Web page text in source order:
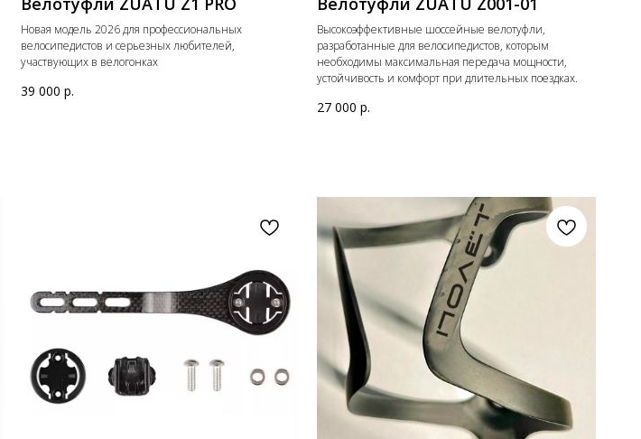
Новая модель 2026 для профессиональных
велосипедистов и серьезных любителей,
участвующих в велогонках
39 000 р.
Высокоэффективные шоссейные велотуфли,
разработанные для велосипедистов, которым
необходимы максимальная передача мощности,
устойчивость и комфорт при длительных поездках.
27 000 р.